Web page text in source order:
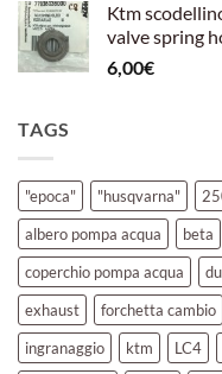
Ktm
valve spring
6,00€
TAGS
"epoca" "husqvarna"
albero pompa acqua
beta
coperchio pompa acqua
exhaust
forchetta cambio
ingranaggio
ktm LC4